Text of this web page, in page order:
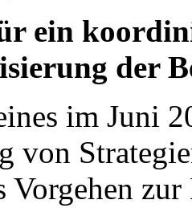
ein
der
im Juni
von
Vorgehen